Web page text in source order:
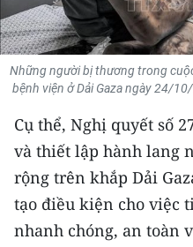
MÔI TRƯỜNG
BẠN ĐỌC
KIỂM CHỨNG THÔNG TIN
TRI THỨC CHUYÊN SÂU
54 DÂN TỘC VIỆT NAM
Những người bị thương trong
bệnh viện ở Dải Gaza ngày 24/
Cụ thể, Nghị quyết số
và thiết lập hành lang
rộng trên khắp Dải
tạo điều kiện cho việc
nhanh chóng, an toàn